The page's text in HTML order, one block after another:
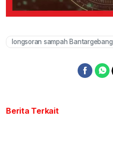
longsoran sampah Bantargebang
Berita Terkait